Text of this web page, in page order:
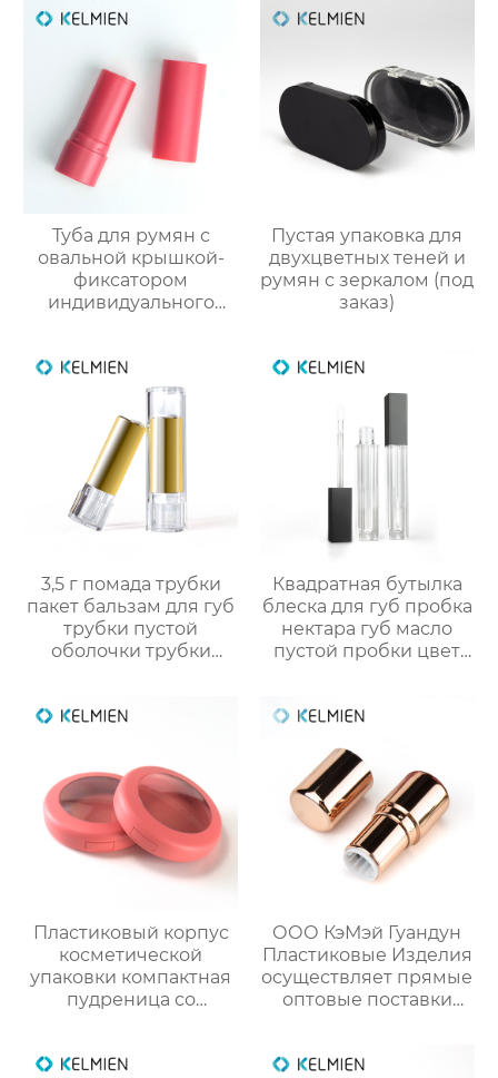
Туба для румян с
овальной крышкой-
фиксатором
индивидуального
упаковка для
косметики
Пустая упаковка для
двухцветных теней и
румян с зеркалом (под
заказ)
3,5 г помада трубки
пакет бальзам для губ
трубки пустой
оболочки трубки
Квадратная бутылка
блеска для губ пробка
нектара губ масло
пустой пробки цвет
пользовательские
Пластиковый корпус
косметической
упаковки компактная
пудреница со
дизайна
ООО КэМэй Гуандун
Пластиковые Изделия
осуществляет прямые
оптовые поставки